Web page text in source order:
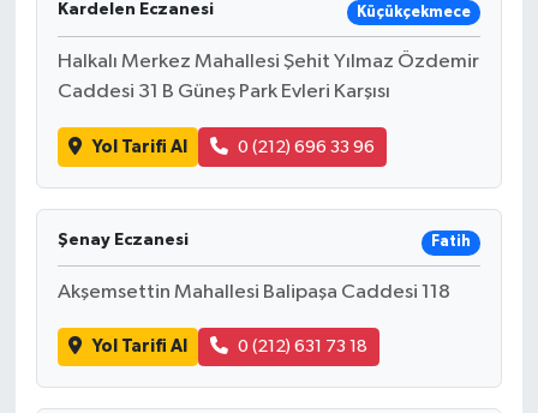
Kardelen Eczanesi Küçükçekmece
Halkalı Merkez Mahallesi Şehit Yılmaz Özdemir
Caddesi 31 B Güneş Park Evleri Karşısı
Yol Tarifi Al 0 (212) 696 33 96
Şenay Eczanesi Fatih
Akşemsettin Mahallesi Balipaşa Caddesi 118
Yol Tarifi Al 0 (212) 631 73 18